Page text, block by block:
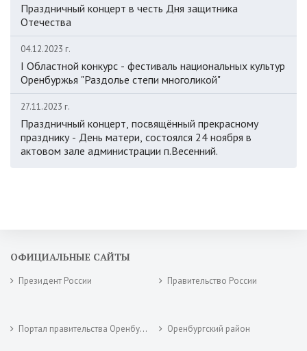
Праздничный концерт в честь Дня защитника
Отечества
04.12.2023 г.
I Областной конкурс - фестиваль национальных культур
Оренбуржья "Раздолье степи многоликой"
27.11.2023 г.
Праздничный концерт, посвящённый прекрасному
празднику - День матери, состоялся 24 ноября в
актовом зале администрации п.Весенний.
ОФИЦИАЛЬНЫЕ САЙТЫ
Президент России Правительство России
Портал правительства Оренбургской области Оренбургский район